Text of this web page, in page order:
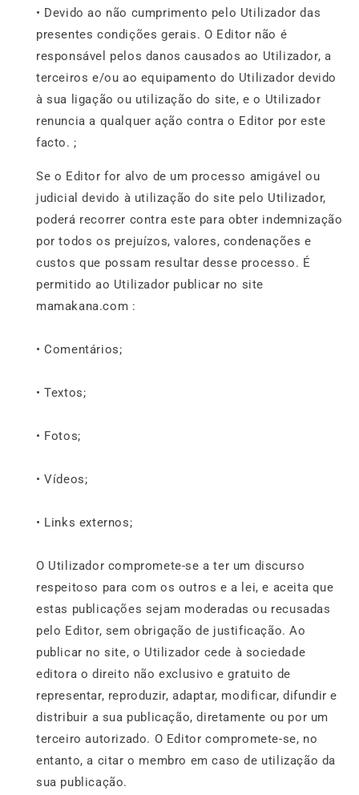
• Devido ao não cumprimento pelo Utilizador das
presentes condições gerais. O Editor não é
responsável pelos danos causados ao Utilizador, a
terceiros e/ou ao equipamento do Utilizador devido
à sua ligação ou utilização do site, e o Utilizador
renuncia a qualquer ação contra o Editor por este
facto. ;
Se o Editor for alvo de um processo amigável ou
judicial devido à utilização do site pelo Utilizador,
poderá recorrer contra este para obter indemnização
por todos os prejuízos, valores, condenações e
custos que possam resultar desse processo. É
permitido ao Utilizador publicar no site
mamakana.com :
• Comentários;
• Textos;
• Fotos;
• Vídeos;
• Links externos;
O Utilizador compromete-se a ter um discurso
respeitoso para com os outros e a lei, e aceita que
estas publicações sejam moderadas ou recusadas
pelo Editor, sem obrigação de justificação. Ao
publicar no site, o Utilizador cede à sociedade
editora o direito não exclusivo e gratuito de
representar, reproduzir, adaptar, modificar, difundir e
distribuir a sua publicação, diretamente ou por um
terceiro autorizado. O Editor compromete-se, no
entanto, a citar o membro em caso de utilização da
sua publicação.